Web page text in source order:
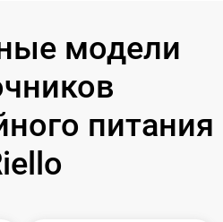
модели
питания